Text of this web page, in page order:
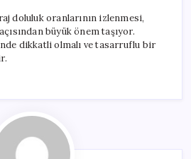
doluluk oranlarının izlenmesi,
büyük önem taşıyor.
dikkatli olmalı ve tasarruflu bir